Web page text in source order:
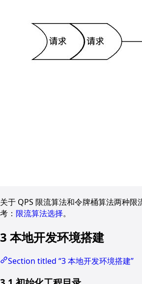
关于 QPS 限流算法和令牌桶算法两种限
考： 限流算法选择。
3 本地开发环境搭建
Section titled “3 本地开发环境搭建”